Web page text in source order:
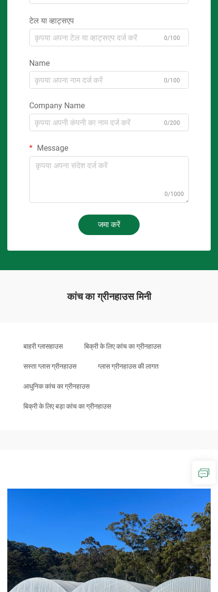
टेल या व्हाट्सएप
0/100
Name
0/100
Company Name
0/200
Message
0/1000
जमा करें
कांच का ग्रीनहाउस मिनी
बाहरी ग्लासहाउस बिक्री के लिए कांच का ग्रीनहाउस
सस्ता ग्लास ग्रीनहाउस ग्लास ग्रीनहाउस की लागत
आधुनिक कांच का ग्रीनहाउस
बिक्री के लिए बड़ा कांच का ग्रीनहाउस